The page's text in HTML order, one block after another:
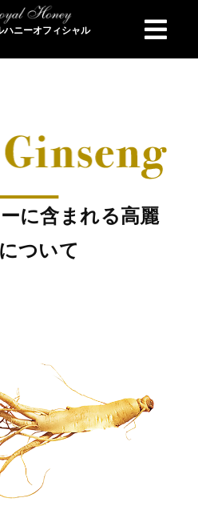
ハニーオフィシャル
に含まれる高麗
ついて